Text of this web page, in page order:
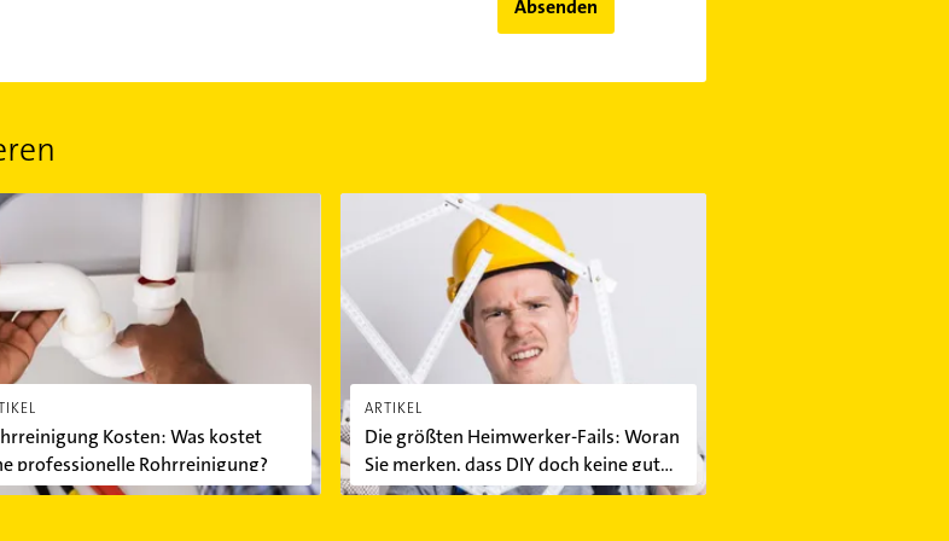
Absenden
Qualität?
Kosten: Was kostet
professionelle Rohrreinigung?
Kosten: Was kostet eine professionelle Rohrreinigung?
ARTIKEL
Die größten Heimwerker-Fails: Woran
Sie merken, dass DIY doch keine gute
Idee war
Die größten Heimwerker-Fails: Woran Sie merken, dass DIY doch keine